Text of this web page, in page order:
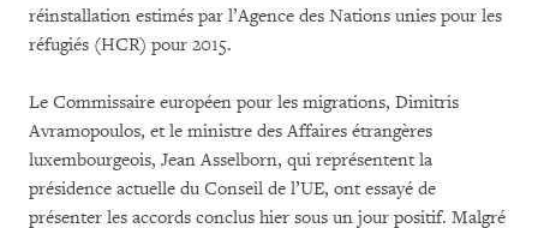
réinstallation estimés par l’Agence des Nations unies pour les
réfugiés (HCR) pour 2015.
Le Commissaire européen pour les migrations, Dimitris
Avramopoulos, et le ministre des Affaires étrangères
luxembourgeois, Jean Asselborn, qui représentent la
présidence actuelle du Conseil de l’UE, ont essayé de
présenter les accords conclus hier sous un jour positif. Malgré